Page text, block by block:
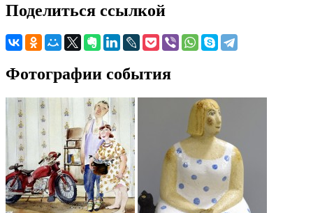
Поделиться ссылкой
Фотографии события